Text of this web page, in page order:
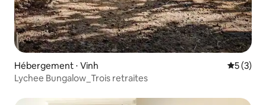
Hébergement ⋅ Vinh
5 (3)
Lychee Bungalow_Trois retraites